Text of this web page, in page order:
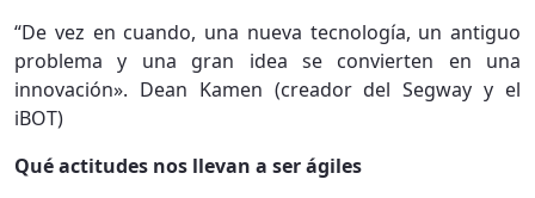
“De vez en cuando, una nueva tecnología, un antiguo
problema y una gran idea se convierten en una
innovación». Dean Kamen (creador del Segway y el
iBOT)
Qué actitudes nos llevan a ser ágiles